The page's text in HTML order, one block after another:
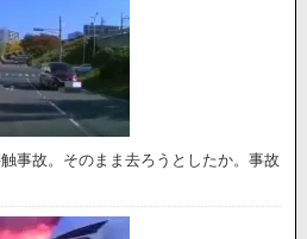
事故。そのまま去ろうとしたか。事故